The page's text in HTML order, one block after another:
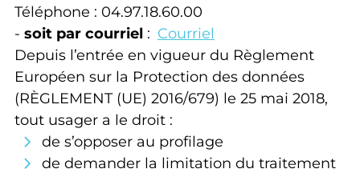
Téléphone : 04.97.18.60.00
- soit par courriel : Courriel
Depuis l’entrée en vigueur du Règlement
Européen sur la Protection des données
(RÈGLEMENT (UE) 2016/679) le 25 mai 2018,
tout usager a le droit :
de s’opposer au profilage
de demander la limitation du traitement